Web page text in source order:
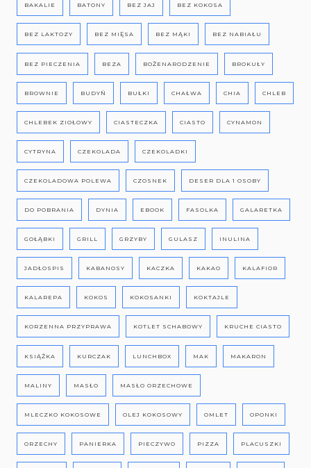
BAKALIE BATONY BEZ JAJ BEZ KOKOSA
BEZ LAKTOZY BEZ MIĘSA BEZ MĄKI BEZ NABIAŁU
BEZ PIECZENIA BEZA BOŻENARODZENIE BROKUŁY
BROWNIE BUDYŃ BUŁKI CHAŁWA CHIA CHLEB
CHLEBEK ZIOŁOWY CIASTECZKA CIASTO CYNAMON
CYTRYNA CZEKOLADA CZEKOLADKI
CZEKOLADOWA POLEWA CZOSNEK DESER DLA 1 OSOBY
DO POBRANIA DYNIA EBOOK FASOLKA GALARETKA
GOŁĄBKI GRILL GRZYBY GULASZ INULINA
JADŁOSPIS KABANOSY KACZKA KAKAO KALAFIOR
KALAREPA KOKOS KOKOSANKI KOKTAJLE
KORZENNA PRZYPRAWA KOTLET SCHABOWY KRUCHE CIASTO
KSIĄŻKA KURCZAK LUNCHBOX MAK MAKARON
MALINY MASŁO MASŁO ORZECHOWE
MLECZKO KOKOSOWE OLEJ KOKOSOWY OMLET OPONKI
ORZECHY PANIERKA PIECZYWO PIZZA PLACUSZKI